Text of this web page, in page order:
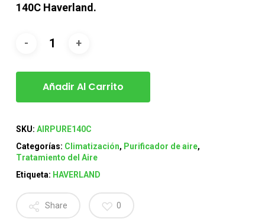
140C Haverland.
Añadir Al Carrito
SKU: AIRPURE140C
Categorías: Climatización, Purificador de aire,
Tratamiento del Aire
Etiqueta: HAVERLAND
Share 0